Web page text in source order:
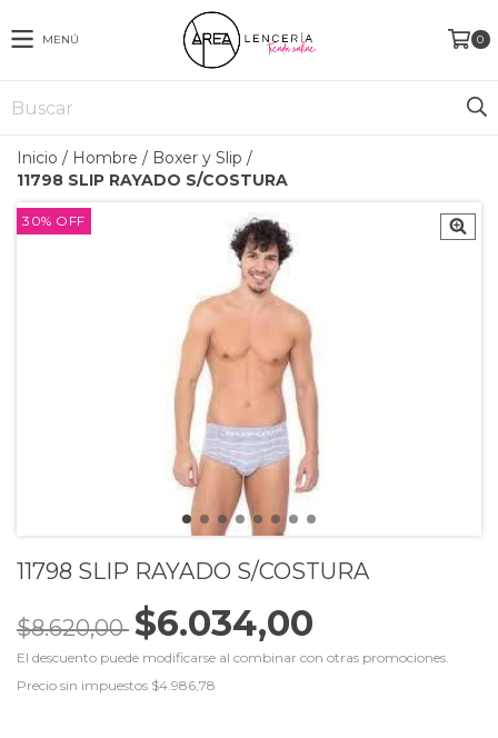
MENÚ 0
Inicio / Hombre / Boxer y Slip /
11798 SLIP RAYADO S/COSTURA
30% OFF
11798 SLIP RAYADO S/COSTURA
$8.620,00 $6.034,00
El descuento puede modificarse al combinar con otras promociones.
Precio sin impuestos $4.986,78